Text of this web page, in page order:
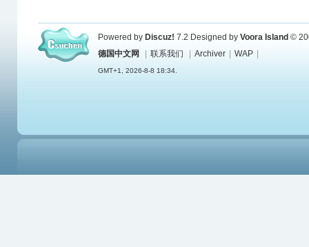
Powered by Discuz! 7.2 Designed by Voora Island ©
德国中文网
联系我们 Archiver WAP
GMT+1, 2026-8-8 18:34.